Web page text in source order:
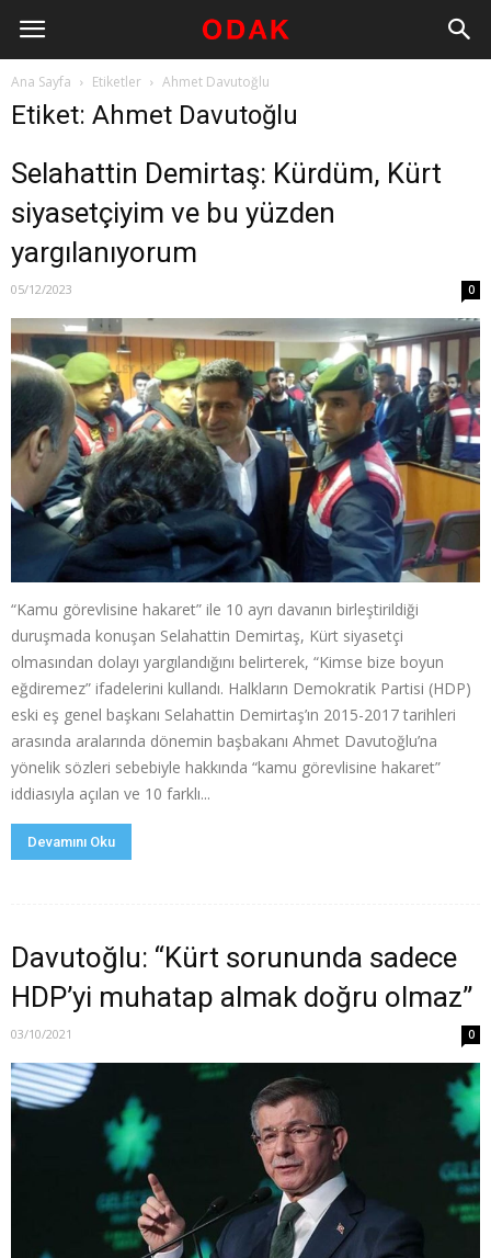
Ana Sayfa Etiketler Ahmet Davutoğlu
Etiket: Ahmet Davutoğlu
Selahattin Demirtaş: Kürdüm, Kürt
siyasetçiyim ve bu yüzden
yargılanıyorum
05/12/2023 0
“Kamu görevlisine hakaret” ile 10 ayrı davanın birleştirildiği
duruşmada konuşan Selahattin Demirtaş, Kürt siyasetçi
olmasından dolayı yargılandığını belirterek, “Kimse bize boyun
eğdiremez” ifadelerini kullandı. Halkların Demokratik Partisi (HDP)
eski eş genel başkanı Selahattin Demirtaş’ın 2015-2017 tarihleri
arasında aralarında dönemin başbakanı Ahmet Davutoğlu’na
yönelik sözleri sebebiyle hakkında “kamu görevlisine hakaret”
iddiasıyla açılan ve 10 farklı...
Devamını Oku
Davutoğlu: “Kürt sorununda sadece
HDP’yi muhatap almak doğru olmaz”
03/10/2021 0